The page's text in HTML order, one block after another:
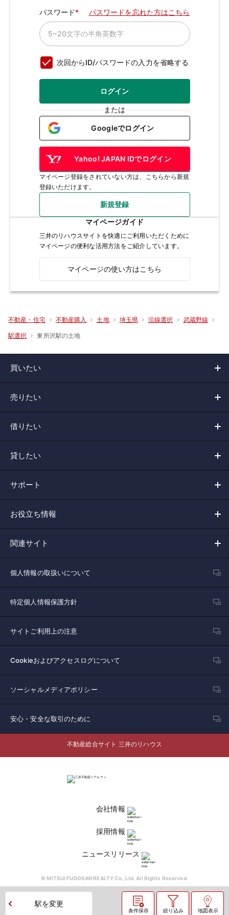
駅を変更
条件保存 絞り込み 地図表示
パスワード パスワードを忘れた方はこちら
次回からID/パスワードの入力を省略する
ログイン
または
Googleでログイン
Yahoo! JAPAN IDでログイン
マイページ登録をされていない方は、こちらから新規
登録いただけます。
新規登録
マイページガイド
三井のリハウスサイトを快適にご利用いただくために
マイページの便利な活用方法をご紹介しています。
マイページの使い方はこちら
不動産・住宅 不動産購入 土地 埼玉県 沿線選択 武蔵野線
駅選択 東所沢駅の土地
買いたい
売りたい
借りたい
貸したい
サポート
お役立ち情報
関連サイト
個人情報の取扱いについて
特定個人情報保護方針
サイトご利用上の注意
Cookieおよびアクセスログについて
ソーシャルメディアポリシー
安心・安全な取引のために
不動産総合サイト 三井のリハウス
会社情報
採用情報
ニュースリリース
© MITSUI FUDOSAN REALTY Co.,Ltd. All Rights Reserved.